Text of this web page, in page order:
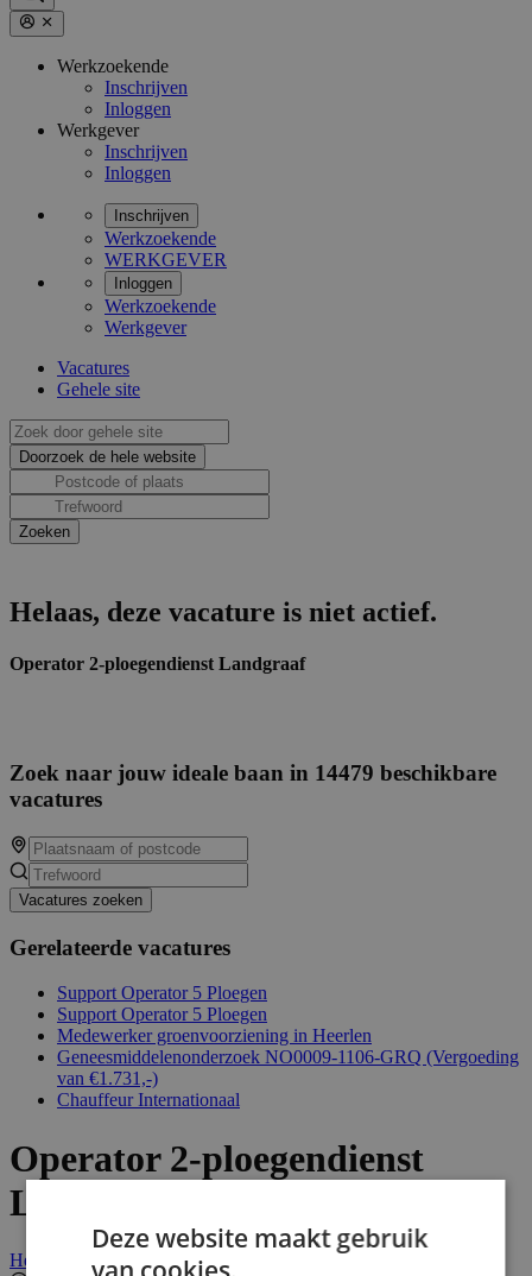
Werkzoekende
Inschrijven
Inloggen
Werkgever
Inschrijven
Inloggen
Inschrijven
Werkzoekende
WERKGEVER
Inloggen
Werkzoekende
Werkgever
Vacatures
Gehele site
Helaas, deze vacature is niet actief.
Operator 2-ploegendienst Landgraaf
Zoek naar jouw ideale baan in 14479 beschikbare
vacatures
Vacatures zoeken
Gerelateerde vacatures
Support Operator 5 Ploegen
Support Operator 5 Ploegen
Medewerker groenvoorziening in Heerlen
Geneesmiddelenonderzoek NO0009-1106-GRQ (Vergoeding
van €1.731,-)
Chauffeur Internationaal
Operator 2-ploegendienst
Landgraaf
Helaas, deze vacature is niet actief.
Deze website maakt gebruik